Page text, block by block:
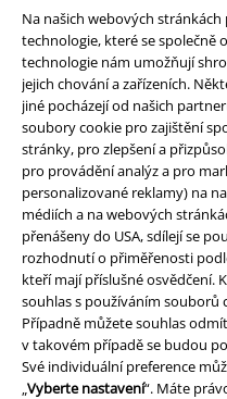
Na našich webových
technologie, které se společně
technologie nám umožňují
jejich chování a zařízeních.
jiné pocházejí od našich
soubory cookie pro zajištění
stránky, pro zlepšení a
pro provádění analýz a pro
personalizované reklamy) na
médiích a na webových
přenášeny do USA, sdílejí se
rozhodnutí o přiměřenosti
kteří mají příslušné osvědčení.
souhlas s používáním souborů
Případně můžete souhlas
v takovém případě se budou
Své individuální preference
„Vyberte nastavení“. Máte
Stáhněte si novou EMP
A Warner